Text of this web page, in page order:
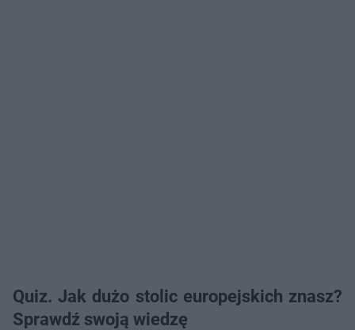
Quiz. Jak dużo stolic europejskich znasz?
Sprawdź swoją wiedzę